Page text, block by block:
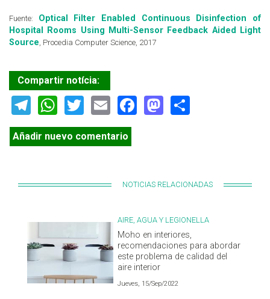
Fuente: Optical Filter Enabled Continuous Disinfection of
Hospital Rooms Using Multi-Sensor Feedback Aided Light
Source , Procedia Computer Science, 2017
Compartir notícia:
Telegram
WhatsApp
TwitterEmailFacebook
Mastodon
Añadir nuevo comentario
NOTICIAS RELACIONADAS
AIRE, AGUA Y LEGIONELLA
Moho en interiores,
recomendaciones para abordar
este problema de calidad del
aire interior
Jueves, 15/Sep/2022